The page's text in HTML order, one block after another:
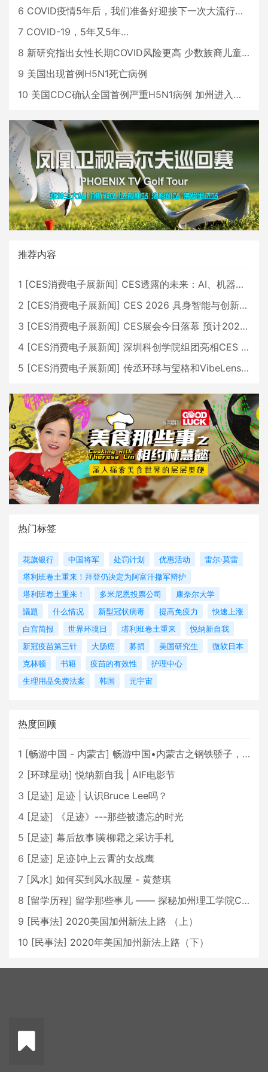
6 COVID疫情5年后，我们准备好迎接下一次大流行了吗？
7 COVID-19，5年又5年…
8 新研究指出女性长期COVID风险更高 少数族裔儿童存在差异
9 美国出现首例H5N1死亡病例
10 美国CDC确认全国首例严重H5N1病例 加州进入紧急状态
推荐内容
1 [CES消费电子展新闻] CES透露的未来：AI、机器人与智能生活大爆发
2 [CES消费电子展新闻] CES 2026 具身智能与创新领域 中国公司大放异彩
3 [CES消费电子展新闻] CES展会今日落幕 预计2026行业收入将超五千亿美元
4 [CES消费电子展新闻] 深圳科创学院组团亮相CES 广受好评
5 [CES消费电子展新闻] 传丞环球与玺格和VibeLens共同推出全新耳机
热门标签
花旗银行 中国将军 处罚计划 优惠活动
雷尔·莫雷
塔利班卷土重来！拜登仍决定为阿富汗撤军辩护
塔利班卷土重来！
多米尼恩投票公司
康奈尔大学
議題
什么情况 新型冠状病毒 提高免疫力
快速上涨
白宫简报
世界环境日 塔利班卷土重来
悦纳新自我
新冠疫苗第三针
大肠癌 募捐 美国研究生
微软日本
克林顿
书籍 疫苗的有效性
护理中心
生理用品免费法案
韩国 元宇宙
热度回顾
1 [畅游中国 - 内蒙古] 畅游中国•内蒙古之钢铁骄子，魅力包头
2 [环球星动] 悦纳新自我 | AIF电影节
3 [足迹] 足迹 | 认识Bruce Lee吗？
4 [足迹]
《足迹》---那些被遗忘的时光
5 [足迹] 幕后故事∣黄柳霜之采访手札
6 [足迹] 足迹∣冲上云霄的女战鹰
7 [风水] 如何买到风水靓屋 - 黄楚琪
8 [留学历程] 留学那些事儿 —— 探秘加州理工学院Caltech博士生活 [上集]
9 [民事法] 2020美国加州新法上路 （上）
10 [民事法] 2020年美国加州新法上路（下）